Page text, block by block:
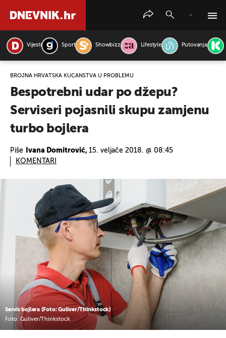
Vijesti Sport Showbizz Lifestyle Putovanja
BROJNA HRVATSKA KUĆANSTVA U PROBLEMU
Bespotrebni udar po džepu?
Serviseri pojasnili skupu zamjenu
turbo bojlera
Piše Ivana Domitrović, 15. veljače 2018. @ 08:45
KOMENTARI
Servis bojlera (Foto: Guliver/Thinkstock)
Foto: Guliver/Thinkstock
PRETRAŽITE VIJESTI